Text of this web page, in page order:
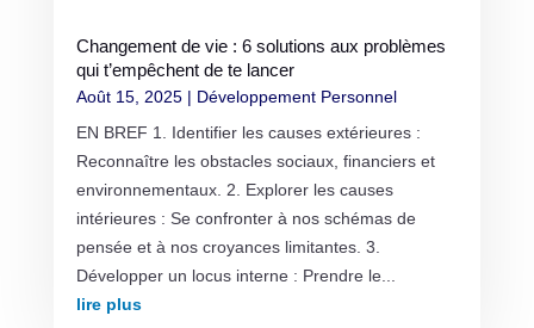
Changement de vie : 6 solutions aux problèmes
qui t’empêchent de te lancer
Août 15, 2025| Développement Personnel
EN BREF 1. Identifier les causes extérieures :
Reconnaître les obstacles sociaux, financiers et
environnementaux. 2. Explorer les causes
intérieures : Se confronter à nos schémas de
pensée et à nos croyances limitantes. 3.
Développer un locus interne : Prendre le...
lire plus